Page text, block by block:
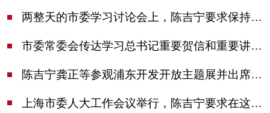
两整天的市委学习讨论会上，陈吉宁要求保持战略定力始终坚定信心善于科学应对
市委常委会传达学习总书记重要贺信和重要讲话精神，研究党建引领物业治理等工作
陈吉宁龚正等参观浦东开发开放主题展并出席座谈会
上海市委人大工作会议举行，陈吉宁要求在这些方面更加奋发有为